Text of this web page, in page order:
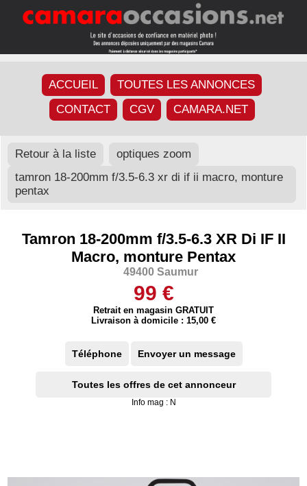
ACCUEIL
TOUTES LES ANNONCES
CONTACT
CGV CAMARA.NET
Retour à la liste
optiques zoom
tamron 18-200mm f/3.5-6.3 xr di if ii macro, monture
pentax
Tamron 18-200mm f/3.5-6.3 XR Di IF II
Macro, monture Pentax
49400 Saumur
99 €
Retrait en magasin GRATUIT
Livraison à domicile : 15,00 €
Téléphone Envoyer un message
Toutes les offres de cet annonceur
Info mag : N